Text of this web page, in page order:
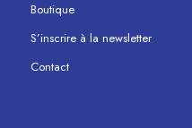
Boutique
S’inscrire à la newsletter
Contact